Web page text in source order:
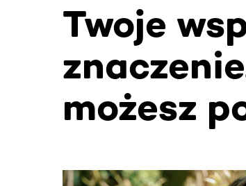
Twoje
możesz
Ta sekcja zawiera treści